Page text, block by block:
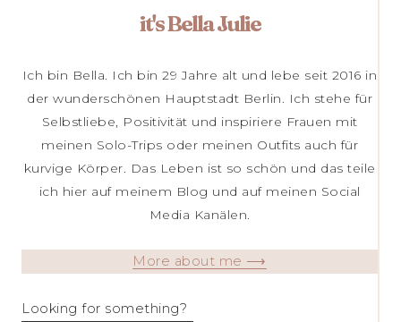
it's Bella Julie
Ich bin Bella. Ich bin 29 Jahre alt und lebe seit 2016 in
der wunderschönen Hauptstadt Berlin. Ich stehe für
Selbstliebe, Positivität und inspiriere Frauen mit
meinen Solo-Trips oder meinen Outfits auch für
kurvige Körper. Das Leben ist so schön und das teile
ich hier auf meinem Blog und auf meinen Social
Media Kanälen.
More about me ⟶
Looking for something?